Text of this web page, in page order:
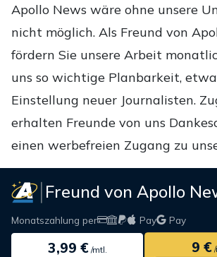
Apollo News wäre ohne unsere
nicht möglich. Als Freund von
fördern Sie unsere Arbeit
uns so wichtige Planbarkeit,
Einstellung neuer Journalisten.
erhalten Freunde von uns
einen werbefreien Zugang zu
Freund von Apollo
Monatszahlung per Pay Pay
3,99 €/mtl. 9 €/